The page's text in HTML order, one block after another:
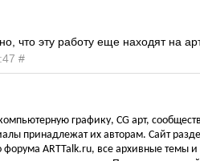
что эту работу еще находят на
#
графику, CG арт,
принадлежат их авторам. Сайт
форума ARTTalk.ru, все архивные темы